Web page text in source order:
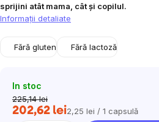
sprijini atât mama, cât și copilul.
Informaţii detaliate
Fără gluten Fără lactoză
In stoc
225,14 lei
202,62 leiEvaluare
2,25 lei / 1 capsulă